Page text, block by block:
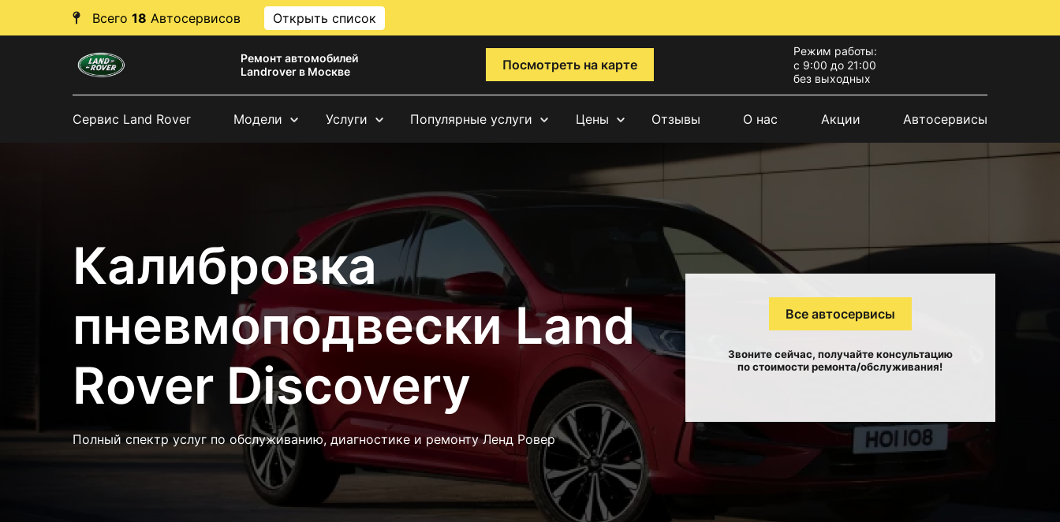
Всего 18 Автосервисов Открыть список
Ремонт автомобилей
Landrover в Москве
Посмотреть на карте
Режим работы:
с 9:00 до 21:00
без выходных
Сервис Land Rover Модели Услуги Популярные услуги Цены Отзывы О нас Акции Автосервисы
Калибровка
пневмоподвески Land
Rover Discovery
Полный спектр услуг по обслуживанию, диагностике и ремонту Ленд Ровер
Все автосервисы
Звоните сейчас, получайте консультацию
по стоимости ремонта/обслуживания!